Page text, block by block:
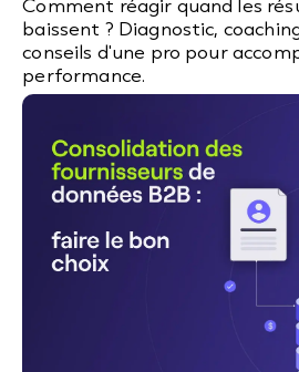
Comment réagir quand les
baissent ? Diagnostic,
conseils d'une pro pour
performance.